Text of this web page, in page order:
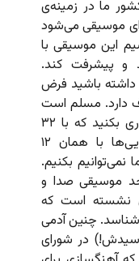
ما در زمینه‌ی
موسیقی می‌شود
این موسیقی با
و پیشرفت کند.
داشته باشید فرض
تحریری دارید که ۱۲ حرف دارد. مسلم است
که با این دوازده حرف نمی‌توانید کاری بکنید که با ۳۲
حرف می‌شود انجام داد. اما اروپایی‌ها با همان ۱۲
بکنیم.
موسیقی صدا و
نشسته است که
چنین آدمی
در شورای